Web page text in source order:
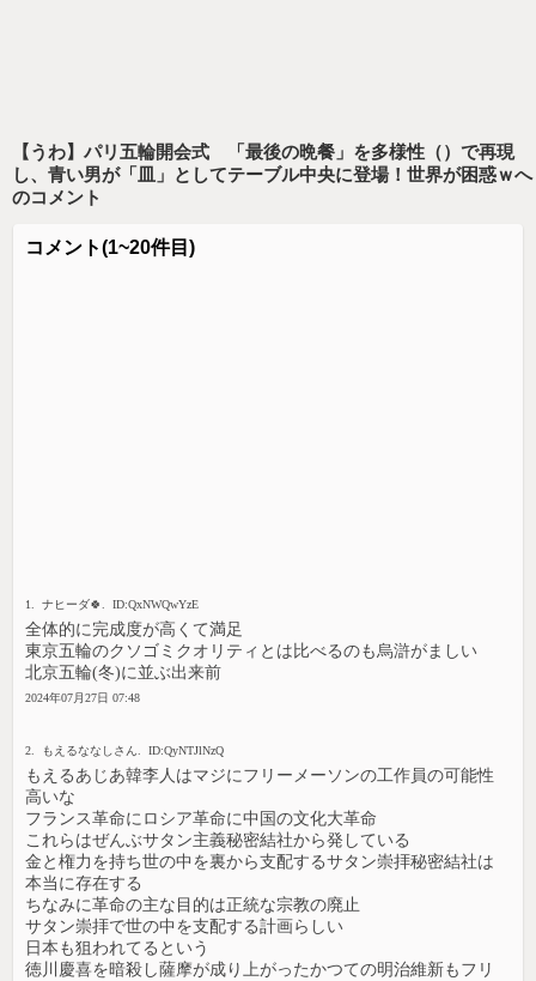
【うわ】パリ五輪開会式 「最後の晩餐」を多様性（）で再現
し、青い男が「皿」としてテーブル中央に登場！世界が困惑ｗへ
のコメント
コメント(1~20件目)
1. ナヒーダ🍀. ID:QxNWQwYzE
全体的に完成度が高くて満足
東京五輪のクソゴミクオリティとは比べるのも烏滸がましい
北京五輪(冬)に並ぶ出来前
2024年07月27日 07:48
2. もえるななしさん. ID:QyNTJlNzQ
もえるあじあ韓李人はマジにフリーメーソンの工作員の可能性
高いな
フランス革命にロシア革命に中国の文化大革命
これらはぜんぶサタン主義秘密結社から発している
金と権力を持ち世の中を裏から支配するサタン崇拝秘密結社は
本当に存在する
ちなみに革命の主な目的は正統な宗教の廃止
サタン崇拝で世の中を支配する計画らしい
日本も狙われてるという
徳川慶喜を暗殺し薩摩が成り上がったかつての明治維新もフリ